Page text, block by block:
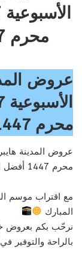
محرم 1447 أفضل الاختيارات
عروض
محرم 1447 أفضل الاختيارات
محرم 1447 أفضل الاختيارات
مع اقتراب موسم
المبارك
نرحّب بكم بعروض
بالراحة والتوفير